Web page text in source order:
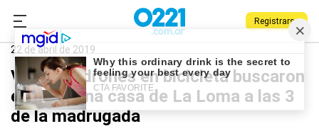
Registrarse
0221.com.ar
La Loma
22 de abril de 2019
VIDEO: ladrones en bicicleta buscaron
entrar a una casa de La Loma a las 3
de la madrugada